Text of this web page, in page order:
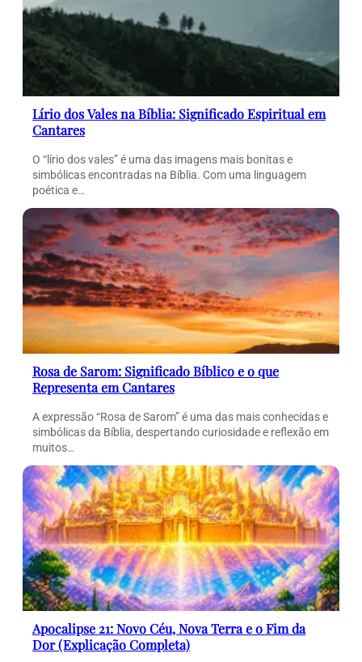
Lírio dos Vales na Bíblia: Significado Espiritual em
Cantares
O “lírio dos vales” é uma das imagens mais bonitas e
simbólicas encontradas na Bíblia. Com uma linguagem
poética e…
Rosa de Sarom: Significado Bíblico e o que
Representa em Cantares
A expressão “Rosa de Sarom” é uma das mais conhecidas e
simbólicas da Bíblia, despertando curiosidade e reflexão em
muitos…
Apocalipse 21: Novo Céu, Nova Terra e o Fim da
Dor (Explicação Completa)